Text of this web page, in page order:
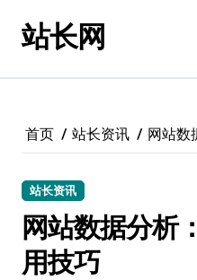
站长网
首页 站长资讯 网站数
站长资讯
网站数据分析
用技巧